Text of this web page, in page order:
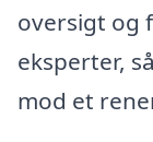
oversigt og
eksperter,
mod et